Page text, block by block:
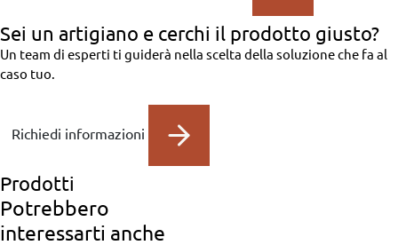
Sei un artigiano e cerchi il prodotto giusto?
Un team di esperti ti guiderà nella scelta della soluzione che fa al
caso tuo.
Richiedi informazioni
Prodotti
Potrebbero
interessarti anche